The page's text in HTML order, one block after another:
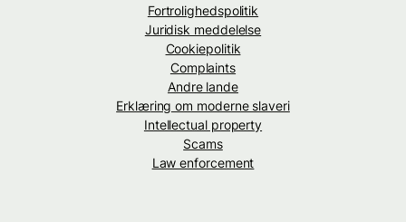
Fortrolighedspolitik
Juridisk meddelelse
Cookiepolitik
Complaints
Andre lande
Erklæring om moderne slaveri
Intellectual property
Scams
Law enforcement